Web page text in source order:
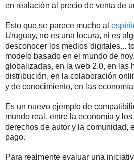
en realación al precio de venta de
Esto que se parece mucho al
Uruguay, no es una locura, ni es
desconocer los medios digitales...
modelo basado en el mundo de
globalizadas, en la web 2.0, en las
distribución, en la colaboración
y de conocimiento, en las
Es un nuevo ejemplo de
mundo real, entre la economía y
derechos de autor y la comunidad,
pago.
Para realmente evaluar una